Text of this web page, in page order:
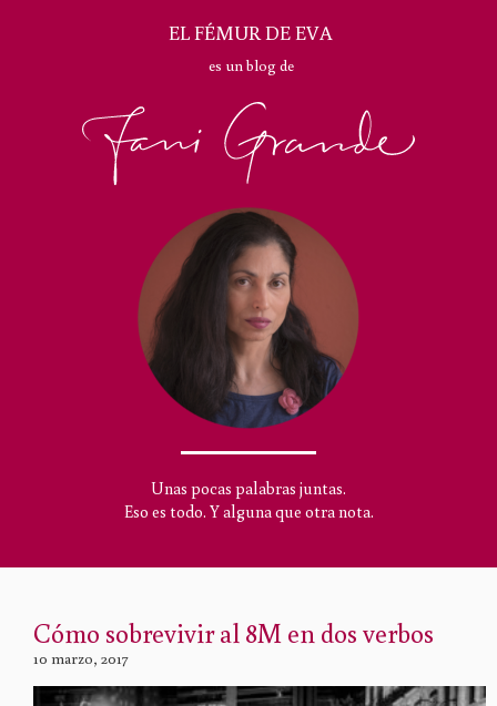
EL FÉMUR DE EVA
es un blog de
Unas pocas palabras juntas.
Eso es todo. Y alguna que otra nota.
Cómo sobrevivir al 8M en dos verbos
10 marzo, 2017